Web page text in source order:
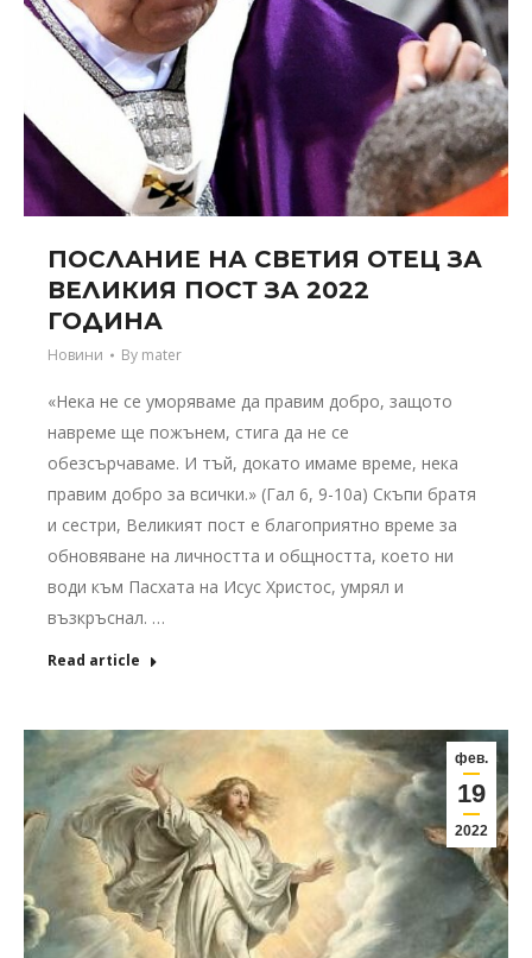
ПОСЛАНИЕ НА СВЕТИЯ ОТЕЦ ЗА
ВЕЛИКИЯ ПОСТ ЗА 2022
ГОДИНА
Новини By mater
«Нека не се уморяваме да правим добро, защото
навреме ще пожънем, стига да не се
обезсърчаваме. И тъй, докато имаме време, нека
правим добро за всички.» (Гал 6, 9-10а) Скъпи братя
и сестри, Великият пост е благоприятно време за
обновяване на личността и общността, което ни
води към Пасхата на Исус Христос, умрял и
възкръснал. …
Read article
фев.
19
2022